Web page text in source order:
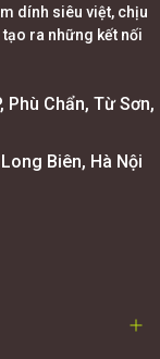
dính siêu việt, chịu
ra những kết nối
Phù Chẩn, Từ Sơn,
Biên, Hà Nội